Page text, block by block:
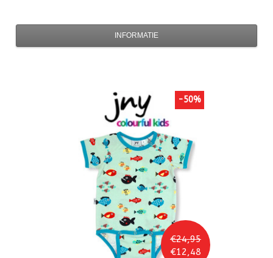
INFORMATIE
€24,95
€12,48
-50%